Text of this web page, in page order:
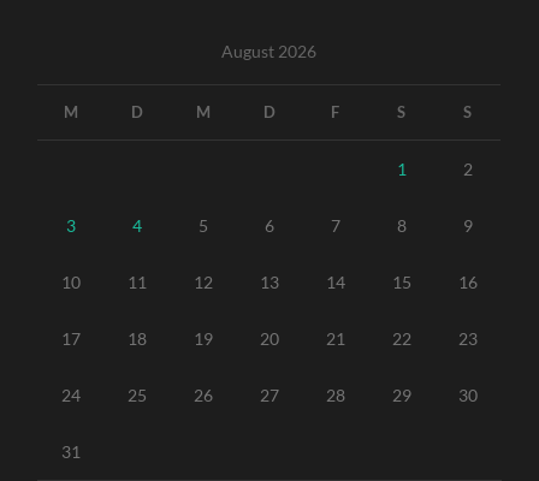
August 2026
M D M D F S S
1 2
3 4 5 6 7 8 9
10 11 12 13 14 15 16
17 18 19 20 21 22 23
24 25 26 27 28 29 30
31